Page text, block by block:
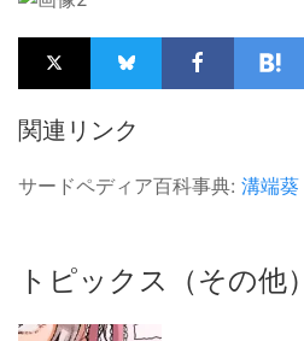
関連リンク
サードペディア百科事典: 溝端葵
トピックス（その他）